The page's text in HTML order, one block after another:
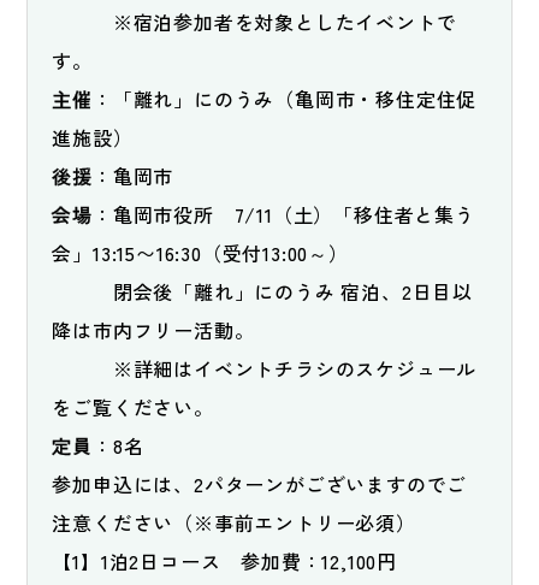
※宿泊参加者を対象としたイベントで
す。
主催 ：「離れ」にのうみ（亀岡市・移住定住促
進施設）
後援 ：亀岡市
会場 ：亀岡市役所　7/11（土）「移住者と集う
会」13:15〜16:30（受付13:00～）
閉会後「離れ」にのうみ 宿泊、2日目以
降は市内フリー活動。
※詳細はイベントチラシのスケジュール
をご覧ください。
定員 ：8名
参加申込には、2パターンがございますのでご
注意ください（※事前エントリー必須）
【1】1泊2日コース　参加費：12,100円